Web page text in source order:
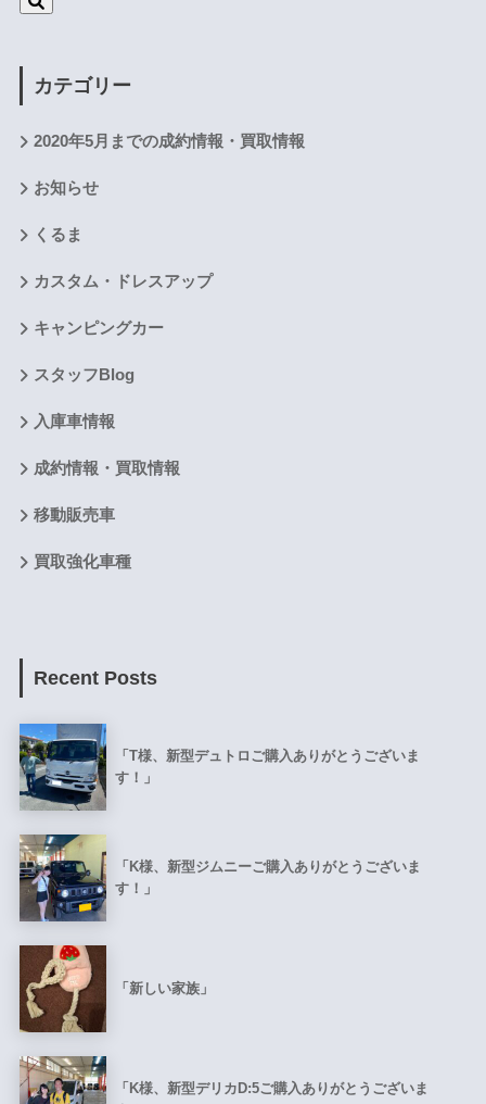
カテゴリー
2020年5月までの成約情報・買取情報
お知らせ
くるま
カスタム・ドレスアップ
キャンピングカー
スタッフBlog
入庫車情報
成約情報・買取情報
移動販売車
買取強化車種
Recent Posts
「T様、新型デュトロご購入ありがとうございま
す！」
「K様、新型ジムニーご購入ありがとうございま
す！」
「新しい家族」
「K様、新型デリカD:5ご購入ありがとうございま